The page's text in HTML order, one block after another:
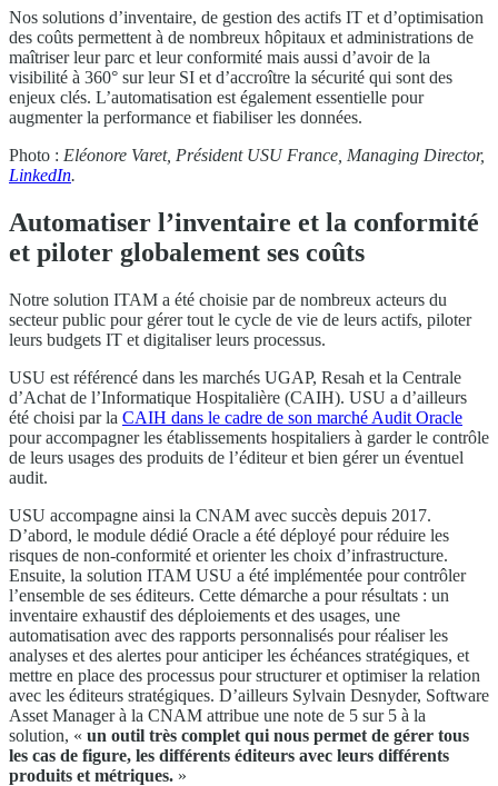
Nos solutions d’inventaire, de gestion des actifs IT et d’optimisation
des coûts permettent à de nombreux hôpitaux et administrations de
maîtriser leur parc et leur conformité mais aussi d’avoir de la
visibilité à 360° sur leur SI et d’accroître la sécurité qui sont des
enjeux clés. L’automatisation est également essentielle pour
augmenter la performance et fiabiliser les données.
Photo : Eléonore Varet, Président USU France, Managing Director,
LinkedIn.
Automatiser l’inventaire et la conformité
et piloter globalement ses coûts
Notre solution ITAM a été choisie par de nombreux acteurs du
secteur public pour gérer tout le cycle de vie de leurs actifs, piloter
leurs budgets IT et digitaliser leurs processus.
USU est référencé dans les marchés UGAP, Resah et la Centrale
d’Achat de l’Informatique Hospitalière (CAIH). USU a d’ailleurs
été choisi par la CAIH dans le cadre de son marché Audit Oracle
pour accompagner les établissements hospitaliers à garder le contrôle
de leurs usages des produits de l’éditeur et bien gérer un éventuel
audit.
USU accompagne ainsi la CNAM avec succès depuis 2017.
D’abord, le module dédié Oracle a été déployé pour réduire les
risques de non-conformité et orienter les choix d’infrastructure.
Ensuite, la solution ITAM USU a été implémentée pour contrôler
l’ensemble de ses éditeurs. Cette démarche a pour résultats : un
inventaire exhaustif des déploiements et des usages, une
automatisation avec des rapports personnalisés pour réaliser les
analyses et des alertes pour anticiper les échéances stratégiques, et
mettre en place des processus pour structurer et optimiser la relation
avec les éditeurs stratégiques. D’ailleurs Sylvain Desnyder, Software
Asset Manager à la CNAM attribue une note de 5 sur 5 à la
solution, « un outil très complet qui nous permet de gérer tous
les cas de figure, les différents éditeurs avec leurs différents
produits et métriques. »